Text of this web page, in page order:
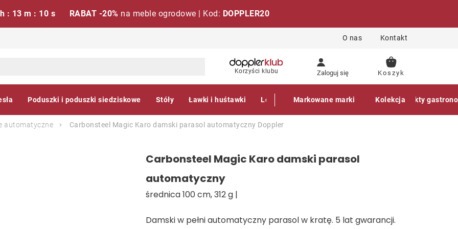
: 13 m : 09 s RABAT -20% na meble ogrodowe | Kod: DOPPLER20
O nas Kontakt
Korzyści klubu Zaloguj się KOSZYK
Poduszki i poduszki siedziskowe Stóły Ławki i huśtawki Leżaki Akcesoria Parasole Produkty
Markowane marki Kolekcja
automatyczne Carbonsteel Magic Karo damski parasol automatyczny Doppler
Carbonsteel Magic Karo damski parasol
automatyczny
średnica 100 cm, 312 g |
Damski w pełni automatyczny parasol w kratę. 5 lat gwarancji.